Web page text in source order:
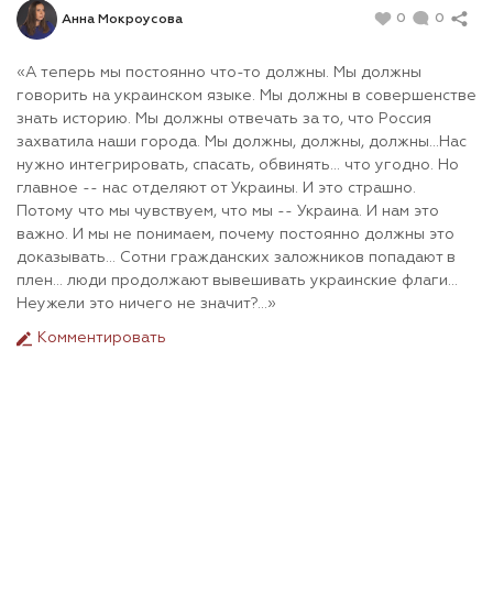
Анна Мокроусова 0 0
«А теперь мы постоянно что-то должны. Мы должны
говорить на украинском языке. Мы должны в совершенстве
знать историю. Мы должны отвечать за то, что Россия
захватила наши города. Мы должны, должны, должны...Нас
нужно интегрировать, спасать, обвинять... что угодно. Но
главное -- нас отделяют от Украины. И это страшно.
Потому что мы чувствуем, что мы -- Украина. И нам это
важно. И мы не понимаем, почему постоянно должны это
доказывать... Сотни гражданских заложников попадают в
плен... люди продолжают вывешивать украинские флаги...
Неужели это ничего не значит?...»
Комментировать